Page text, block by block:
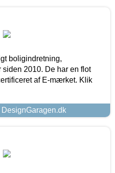
boligindretning,
2010. De har en flot
af E-mærket. Klik